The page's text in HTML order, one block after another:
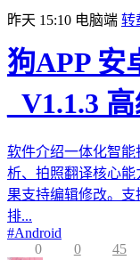
昨天 15:10 电脑端 转
狗APP 安
_V1.1.3
软件介绍一体化智
析、拍照翻译核心
果支持编辑修改。
排...
#Android
0
0 45